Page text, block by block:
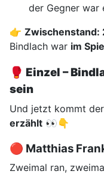
der Gegner war
👉 Zwischenstand:
Bindlach war im
🥊 Einzel –
sein
Und jetzt kommt
erzählt 👀👇
🔴 Matthias
Zweimal ran,